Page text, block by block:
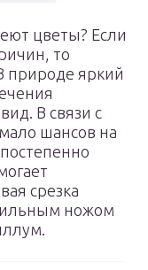
цветы? Если
то
природе яркий
В связи с
шансов на
срезка
ножом